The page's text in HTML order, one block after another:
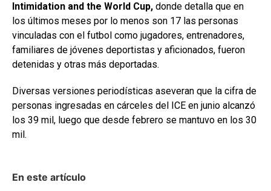
Intimidation and the World Cup, donde detalla que en
los últimos meses por lo menos son 17 las personas
vinculadas con el futbol como jugadores, entrenadores,
familiares de jóvenes deportistas y aficionados, fueron
detenidas y otras más deportadas.
Diversas versiones periodísticas aseveran que la cifra de
personas ingresadas en cárceles del ICE en junio alcanzó
los 39 mil, luego que desde febrero se mantuvo en los 30
mil.
En este artículo